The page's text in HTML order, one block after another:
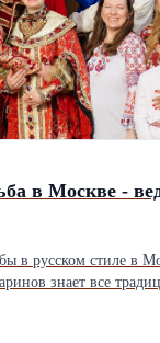
у вас дома за один
или узел в
по телефону,
в Москве -
в русском стиле в
знает все
обряды,
таинства венчания